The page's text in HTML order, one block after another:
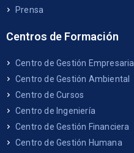
Prensa
Centros de Formación
Centro de Gestión Empresarial
Centro de Gestión Ambiental
Centro de Cursos
Centro de Ingeniería
Centro de Gestión Financiera
Centro de Gestión Humana